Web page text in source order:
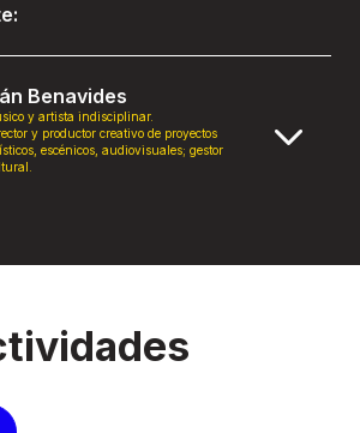
Benavides
y artista indisciplinar.
y productor creativo de proyectos
escénicos, audiovisuales; gestor